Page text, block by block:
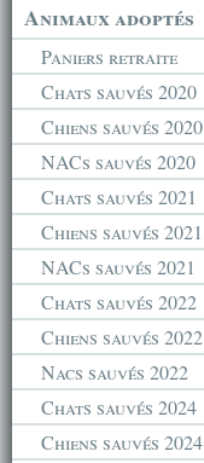
Animaux adoptés
Paniers retraite
Chats sauvés 2020
Chiens sauvés 2020
NACs sauvés 2020
Chats sauvés 2021
Chiens sauvés 2021
NACs sauvés 2021
Chats sauvés 2022
Chiens sauvés 2022
Nacs sauvés 2022
Chats sauvés 2024
Chiens sauvés 2024